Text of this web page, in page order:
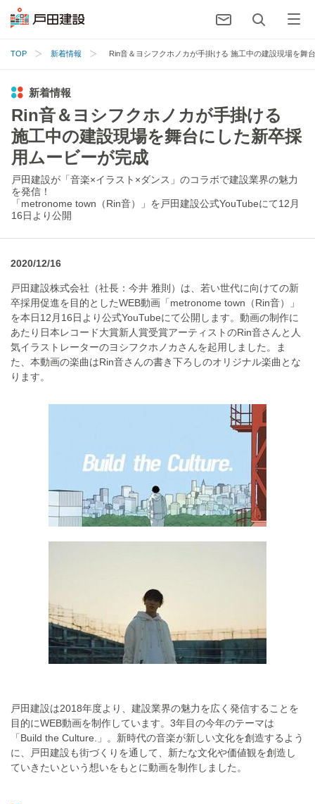
TOP 新着情報 Rin音＆ヨシフクホノカが手掛ける 施工中の建設現場を舞
新着情報
Rin音＆ヨシフクホノカが手掛ける
施工中の建設現場を舞台にした新卒採
用ムービーが完成
戸田建設が「音楽×イラスト×ダンス」のコラボで建設業界の魅力
を発信！
「metronome town（Rin音）」を戸田建設公式YouTubeにて12月
16日より公開
2020/12/16
戸田建設株式会社（社長：今井 雅則）は、若い世代に向けての新
卒採用促進を目的としたWEB動画「metronome town（Rin音）」
を本日12月16日より公式YouTubeにて公開します。動画の制作に
あたり日本レコード大賞新人賞受賞アーティストのRin音さんと人
気イラストレーターのヨシフクホノカさんを起用しました。ま
た、本動画の楽曲はRin音さんの書き下ろしのオリジナル楽曲とな
ります。
戸田建設は2018年度より、建設業界の魅力を広く発信することを
目的にWEB動画を制作しています。3年目の今年のテーマは
「Build the Culture.」。新時代の音楽が新しい文化を創造するよう
に、戸田建設も街づくりを通して、新たな文化や価値観を創造し
ていきたいという想いをもとに動画を制作しました。